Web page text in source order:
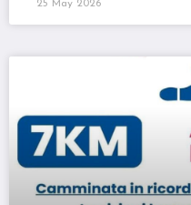
25 May 2026